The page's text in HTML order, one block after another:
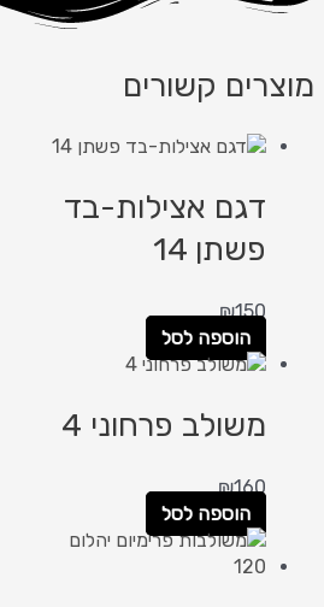
מוצרים קשורים
דגם אצילות-בד
פשתן 14
₪150
הוספה לסל
משולב פרחוני 4
₪160
הוספה לסל